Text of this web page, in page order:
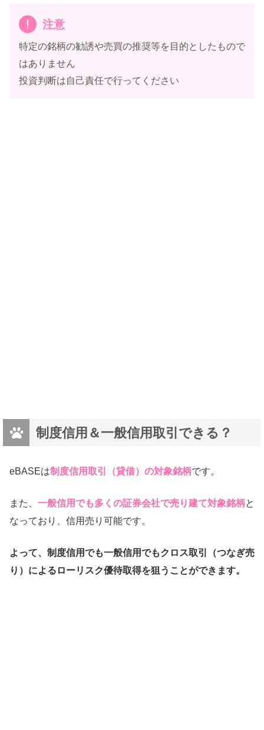
注意
特定の銘柄の勧誘や売買の推奨等を目的としたもので
はありません
投資判断は自己責任で行ってください
制度信用＆一般信用取引できる？
eBASEは制度信用取引（貸借）の対象銘柄です。
また、 一般信用でも多くの証券会社で売り建て対象銘柄と
なっており、信用売り可能です。
よって、制度信用でも一般信用でもクロス取引（つなぎ売
り）によるローリスク優待取得を狙うことができます。